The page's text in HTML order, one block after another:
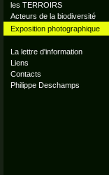
les TERROIRS
Acteurs de la biodiversité
Exposition photographique
La lettre d'information
Liens
Contacts
Philippe Deschamps